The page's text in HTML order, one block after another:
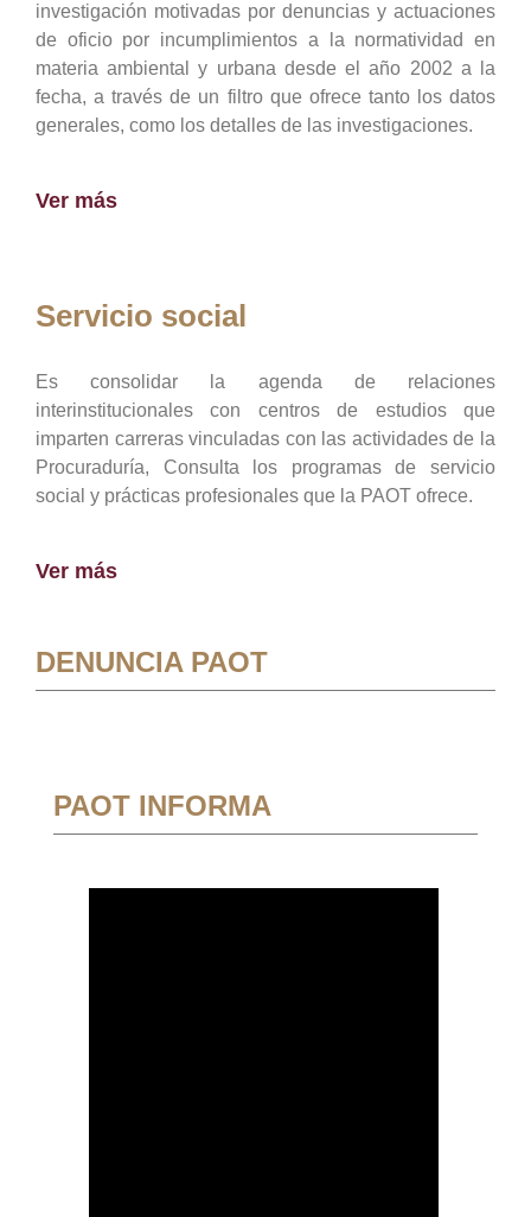
investigación motivadas por denuncias y actuaciones
de oficio por incumplimientos a la normatividad en
materia ambiental y urbana desde el año 2002 a la
fecha, a través de un filtro que ofrece tanto los datos
generales, como los detalles de las investigaciones.
Ver más
Servicio social
Es consolidar la agenda de relaciones
interinstitucionales con centros de estudios que
imparten carreras vinculadas con las actividades de la
Procuraduría, Consulta los programas de servicio
social y prácticas profesionales que la PAOT ofrece.
Ver más
DENUNCIA PAOT
PAOT INFORMA